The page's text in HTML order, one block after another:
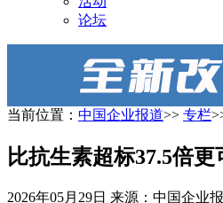
论坛
当前位置： 中国企业报道>> 专栏
比抗生素超标37.5倍
2026年05月29日 来源：中国企业